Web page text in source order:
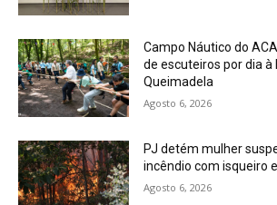
Campo Náutico do
de escuteiros por dia
Queimadela
Agosto 6, 2026
PJ detém mulher
incêndio com isqueiro
Agosto 6, 2026